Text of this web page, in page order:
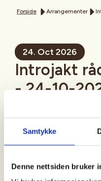
Samtykke
Denne nettsiden bruker
Forside Arrangementer
24. Oct 2026
Introjakt
- 24-10-
Sted